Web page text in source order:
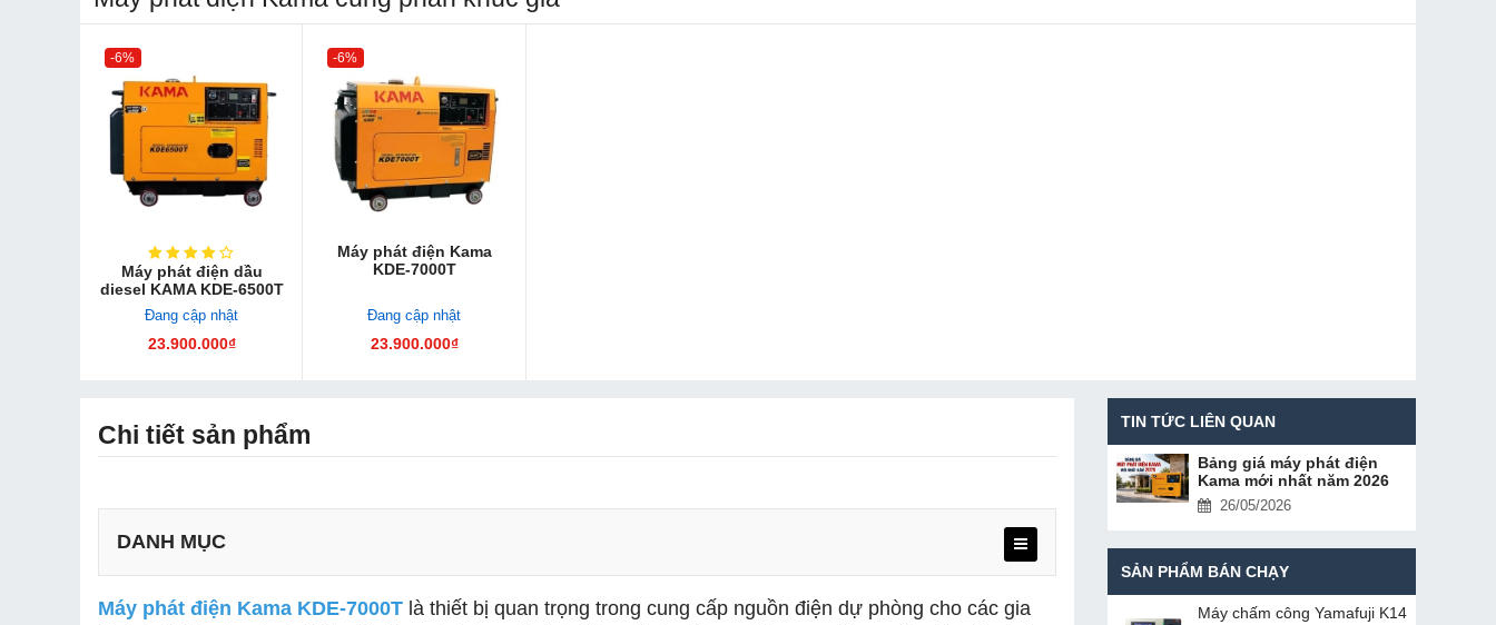
-6%
Máy phát điện dầu
diesel KAMA KDE-6500T
Đang cập nhật
23.900.000₫
-6%
Máy phát điện Kama
KDE-7000T
Đang cập nhật
23.900.000₫
Chi tiết sản phẩm
DANH MỤC
Máy phát điện Kama KDE-7000T là thiết bị quan trọng trong cung cấp nguồn điện dự phòng cho các gia
TIN TỨC LIÊN QUAN
Bảng giá máy phát điện
Kama mới nhất năm 2026
26/05/2026
SẢN PHẨM BÁN CHẠY
Máy chấm cô​ng Yamafuji K14